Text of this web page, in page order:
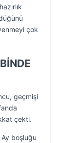
çok
geçmişi
çekti.
boşluğu